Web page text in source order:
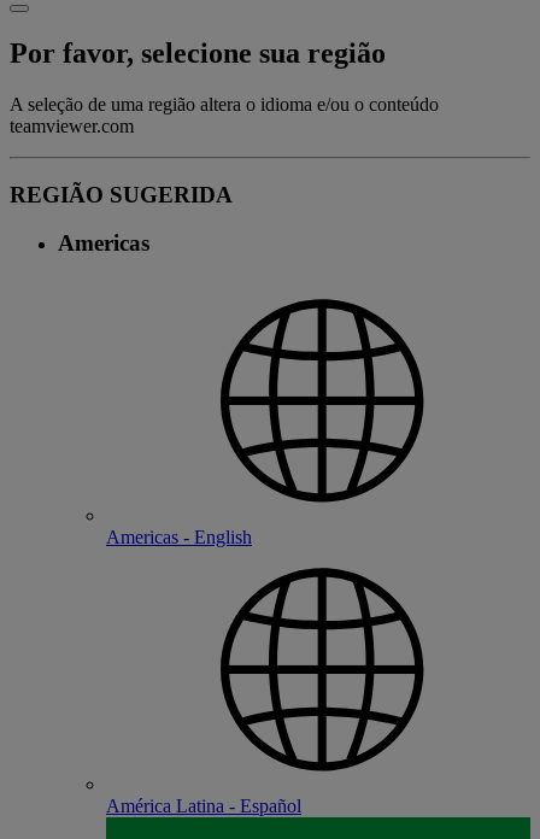
Por favor, selecione sua região
A seleção de uma região altera o idioma e/ou o conteúdo
teamviewer.com
REGIÃO SUGERIDA
Americas
Americas - English
América Latina - Español